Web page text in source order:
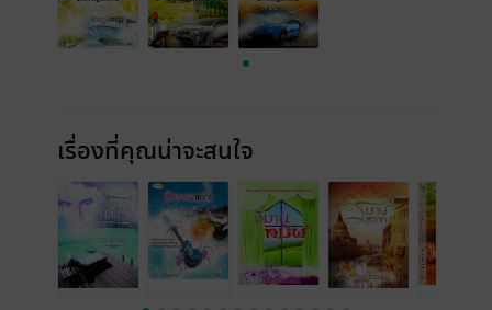
เรื่องที่คุณน่าจะสนใจ